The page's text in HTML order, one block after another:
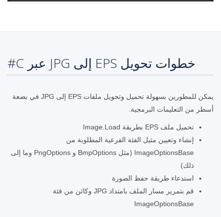
خطوات تحويل EPS إلى JPG عبر C#
يمكن للمطورين بسهولة تحميل وتحويل ملفات EPS إلى JPG في بضعة
أسطر من التعليمات البرمجية.
تحميل ملف EPS بطريقة Image.Load
إنشاء وتعيين مثيل الفئة الفرعية المطلوبة من
ImageOptionsBase (مثل BmpOptions و PngOptions وما إلى
ذلك)
استدعاء طريقة حفظ الصورة
قم بتمرير مسار الملف بامتداد JPG وكائن من فئة
ImageOptionsBase